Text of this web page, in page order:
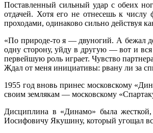
Поставленный сильный удар с обеих
отдачей. Хотя его не отнесешь к числу
проходами, одинаково сильно действуя
«По природе-то я — двуногий. А бежал
одну сторону, уйду в другую — вот и
первейшую роль играет. Чувство
Ждал от меня инициативы: рвану ли за
1955 год вновь принес московскому
своим землякам — московскому
Дисциплина в «Динамо» была жесткой,
Иосифовичу Якушину, который угощал